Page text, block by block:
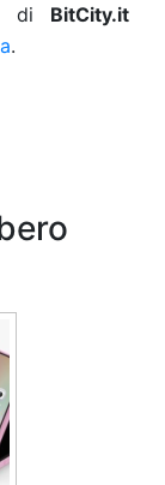
di BitCity.it
.